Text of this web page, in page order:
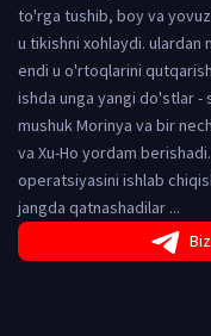
to'rga tushib, boy va
u tikishni xohlaydi. ulardan
endi u o'rtoqlarini
ishda unga yangi do'stlar -
mushuk Morinya va bir
va Xu-Ho yordam
operatsiyasini ishlab
jangda qatnashadilar ...